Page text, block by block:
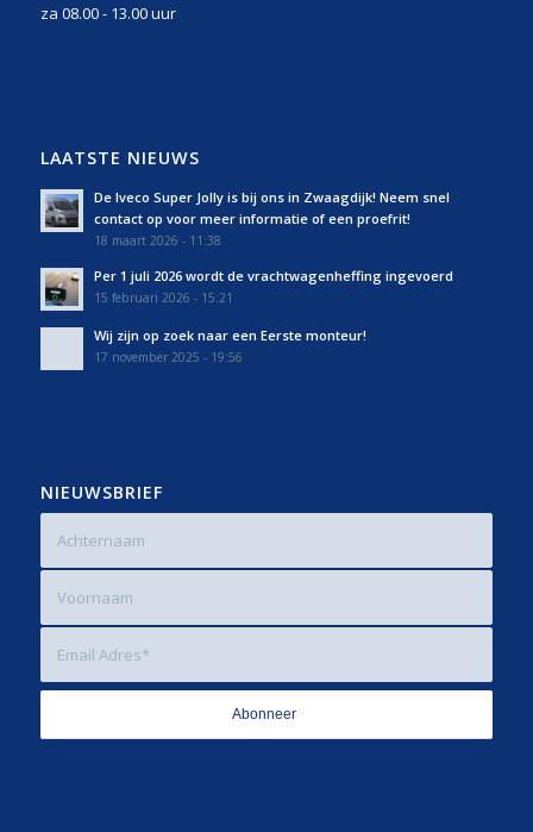
za 08.00 - 13.00 uur
LAATSTE NIEUWS
De Iveco Super Jolly is bij ons in Zwaagdijk! Neem snel
contact op voor meer informatie of een proefrit!
18 maart 2026 - 11:38
Per 1 juli 2026 wordt de vrachtwagenheffing ingevoerd
15 februari 2026 - 15:21
Wij zijn op zoek naar een Eerste monteur!
17 november 2025 - 19:56
NIEUWSBRIEF